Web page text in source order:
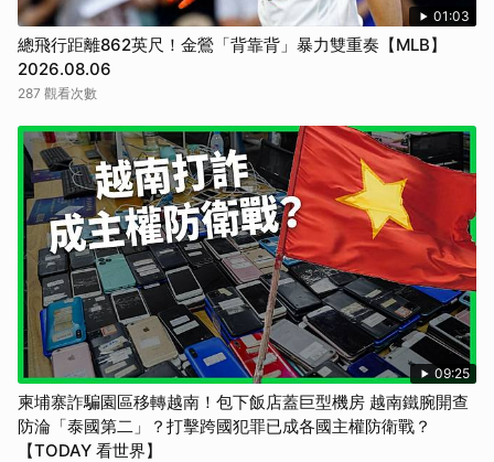
01:03
總飛行距離862英尺！金鶯「背靠背」暴力雙重奏【MLB】
2026.08.06
287 觀看次數
09:25
柬埔寨詐騙園區移轉越南！包下飯店蓋巨型機房 越南鐵腕開查
防淪「泰國第二」？打擊跨國犯罪已成各國主權防衛戰？
【TODAY 看世界】